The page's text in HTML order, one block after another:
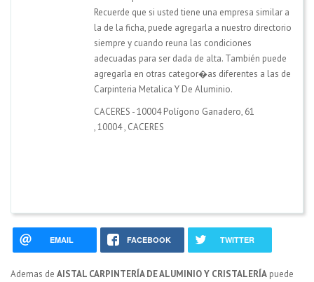
Recuerde que si usted tiene una empresa similar a
la de la ficha, puede agregarla a nuestro directorio
siempre y cuando reuna las condiciones
adecuadas para ser dada de alta. También puede
agregarla en otras categor�as diferentes a las de
Carpinteria Metalica Y De Aluminio.
CACERES - 10004 Polígono Ganadero, 61
,10004, CACERES
EMAIL FACEBOOK TWITTER
Ademas de AISTAL CARPINTERÍA DE ALUMINIO Y CRISTALERÍA puede